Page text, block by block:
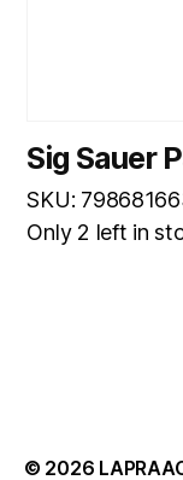
Sig Sauer
SKU:
Only 2 left in
© 2026